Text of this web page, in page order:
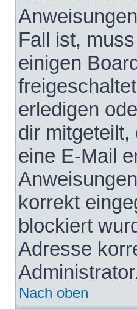
Fall ist,
einigen
erledigen
dir
eine E-Mail
korrekt
blockiert
Adresse
Nach oben